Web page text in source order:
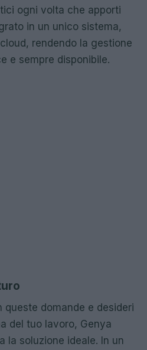
ogni volta che apporti
in un unico sistema,
rendendo la gestione
e sempre disponibile.
queste domande e desideri
del tuo lavoro, Genya
la soluzione ideale. In un